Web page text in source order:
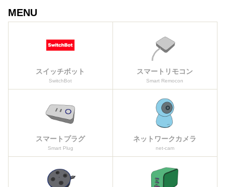
MENU
スイッチボット
SwitchBot
スマートリモコン
Smart Remocon
スマートプラグ
Smart Plug
ネットワークカメラ
net-cam